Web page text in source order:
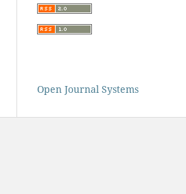
Open Journal Systems